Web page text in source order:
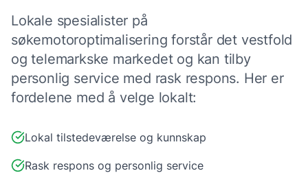
Lokale spesialister på
søkemotoroptimalisering forstår det vestfold
og telemarkske markedet og kan tilby
personlig service med rask respons. Her er
fordelene med å velge lokalt:
Lokal tilstedeværelse og kunnskap
Rask respons og personlig service